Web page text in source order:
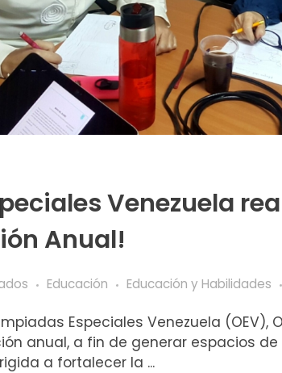
Venezuela
Anual!
Educación Educación y Habilidades
Especiales Venezuela (OEV),
anual, a fin de generar espacios
a fortalecer la ...